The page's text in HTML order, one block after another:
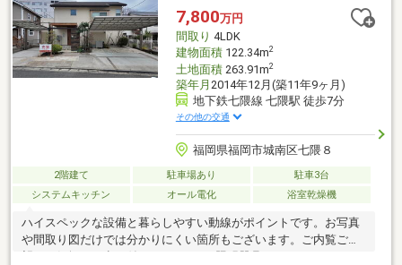
ン。・1階の書斎、2階吹き抜け周囲をはじめ圧倒的な本の収納
力。・2階小上がりの和室スペースでは、寝転んでくつろげます。
お子様が勉強するスペースにもぴったりです。
7,800万円
間取り 4LDK
建物面積122.34m2
土地面積263.91m2
築年月 2014年12月(築11年9ヶ月)
地下鉄七隈線 七隈駅 徒歩7分
その他の交通
福岡県福岡市城南区七隈８
2階建て 駐車場あり
駐車3台
システムキッチン
オール電化 浴室乾燥機
ハイスペックな設備と暮らしやすい動線がポイントです。お写真
や間取り図だけでは分かりにくい箇所もございます。ご内覧ご希